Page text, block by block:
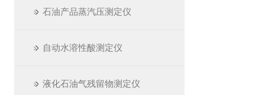
石油产品蒸汽压测定仪
自动水溶性酸测定仪
液化石油气残留物测定仪